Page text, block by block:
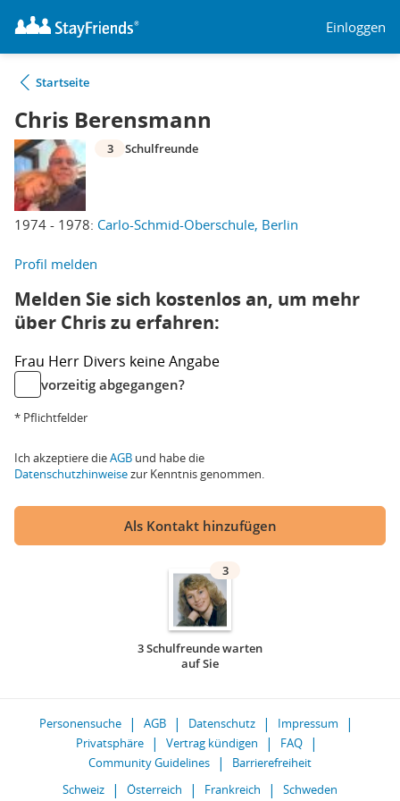
Einloggen
Startseite
Chris Berensmann
1974 - 1978: Carlo-Schmid-Oberschule, Berlin
3 Schulfreunde
Profil melden
Melden Sie sich kostenlos an, um mehr
über Chris zu erfahren:
Frau Herr Divers keine Angabe
vorzeitig abgegangen?
* Pflichtfelder
Ich akzeptiere dieAGB und habe die
Datenschutzhinweisezur Kenntnis genommen.
Als Kontakt hinzufügen
3
3 Schulfreunde warten
auf Sie
Personensuche AGB Datenschutz
Impressum
Privatsphäre
Vertrag kündigen
FAQ
Community Guidelines
Barrierefreiheit
Schweiz
Österreich Frankreich Schweden